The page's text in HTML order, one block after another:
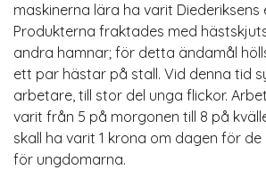
maskinerna lära ha varit Diederiksens
Produkterna fraktades med
andra hamnar; för detta ändamål
ett par hästar på stall. Vid denna tid
arbetare, till stor del unga flickor.
varit från 5 på morgonen till 8 på
skall ha varit 1 krona om dagen för
för ungdomarna.